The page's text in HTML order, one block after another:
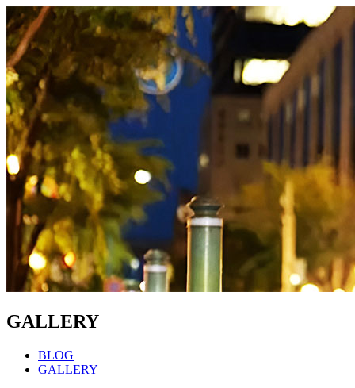
GALLERY
BLOG
GALLERY